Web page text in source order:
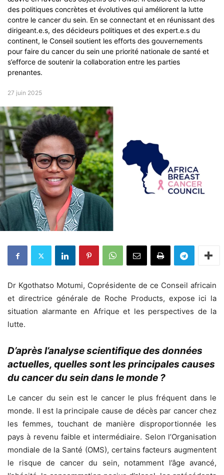
des politiques concrètes et évolutives qui améliorent la lutte
contre le cancer du sein. En se connectant et en réunissant des
dirigeant.e.s, des décideurs politiques et des expert.e.s du
continent, le Conseil soutient les efforts des gouvernements
pour faire du cancer du sein une priorité nationale de santé et
s’efforce de soutenir la collaboration entre les parties
prenantes.
27 juin 2025
Dr Kgothatso Motumi, Coprésidente de ce Conseil africain
et directrice générale de Roche Products, expose ici la
situation alarmante en Afrique et les perspectives de la
lutte.
D’après l’analyse scientifique des données
actuelles, quelles sont les principales causes
du cancer du sein dans le monde ?
Le cancer du sein est le cancer le plus fréquent dans le
monde. Il est la principale cause de décès par cancer chez
les femmes, touchant de manière disproportionnée les
pays à revenu faible et intermédiaire. Selon l’Organisation
mondiale de la Santé (OMS), certains facteurs augmentent
le risque de cancer du sein, notamment l’âge avancé,